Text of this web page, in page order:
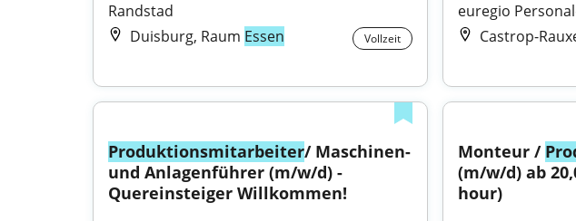
Randstad
Duisburg, Raum Essen Vollzeit
euregio
Castrop-
Produktionsmitarbeiter/ Maschinen-
und Anlagenführer (m/w/d) -
Quereinsteiger Willkommen!
Monteur /
(m/w/d) ab
hour)